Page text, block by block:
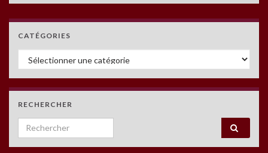
CATÉGORIES
Catégories
RECHERCHER
Search for: